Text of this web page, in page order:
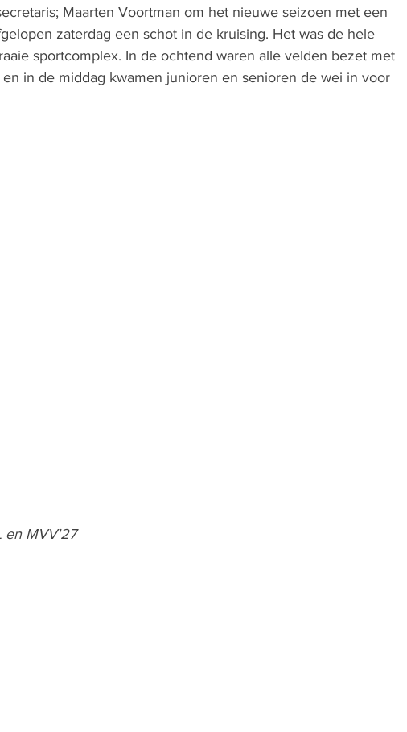
zaterdag een schot in de kruising. Het was de hele
sportcomplex. In de ochtend waren alle velden bezet met
in de middag kwamen junioren en senioren de wei in voor
en MVV'27